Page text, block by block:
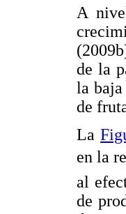
A
de la
la
de
La
en la
al
de